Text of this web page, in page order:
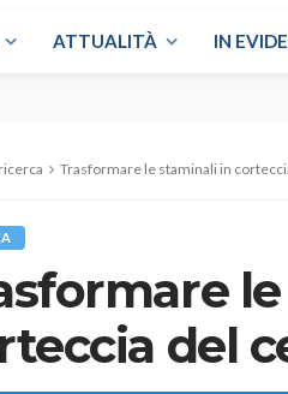
ATTUALITÀ IN
ricerca Trasformare le staminali in
del